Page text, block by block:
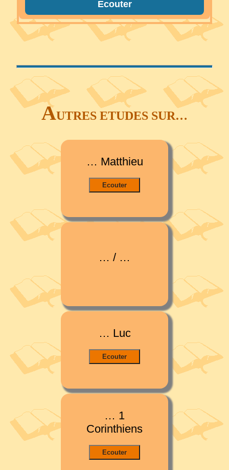
Ecouter
AUTRES ETUDES SUR…
… Matthieu
… / …
… Luc
… 1
Corinthiens